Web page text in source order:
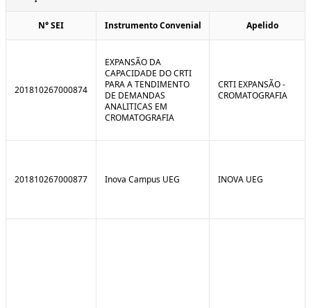
N° SEI Instrumento Convenial Apelido
201810267000874
EXPANSÃO DA
CAPACIDADE DO CRTI
PARA A TENDIMENTO
DE DEMANDAS
ANALITICAS EM
CROMATOGRAFIA
CRTI EXPANSÃO -
CROMATOGRAFIA
201810267000877 Inova Campus UEG INOVA UEG